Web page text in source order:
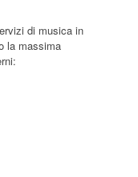
di musica in
la massima